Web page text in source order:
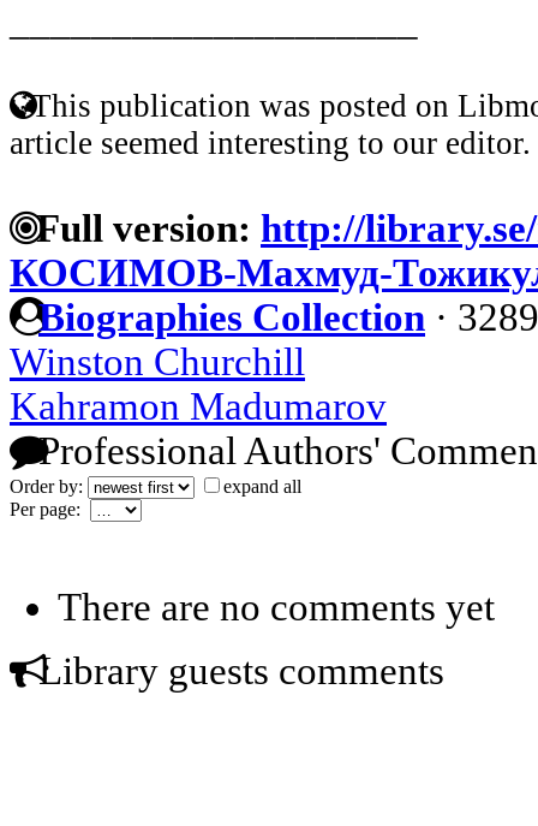
This publication was posted on
article seemed interesting to our editor.
Full version: http://
КОСИМОВ-Махмуд-
Biographies Collection ·
Winston Churchill
Kahramon Madumarov
Professional Authors'
Order by:
expand all
Per page:
There are no comments yet
Library guests comments